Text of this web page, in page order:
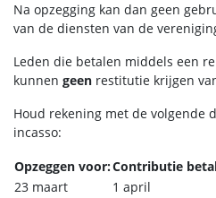
Na opzegging kan dan geen
van de diensten van de
Leden die betalen middels een
kunnen geen restitutie krijgen
Houd rekening met de volgende
incasso:
Opzeggen voor:Contributie
23 maart
1 april